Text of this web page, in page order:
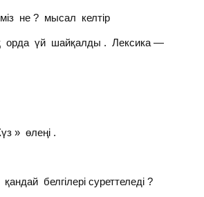
не ? мысал келтір
орда үй шайқалды . Лексика —
» өлеңі .
белгілері суреттеледі ?